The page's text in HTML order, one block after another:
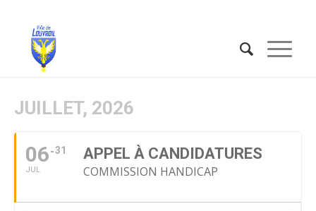
JUILLET, 2026
06
JUL
31 APPEL À CANDIDATURES
COMMISSION HANDICAP